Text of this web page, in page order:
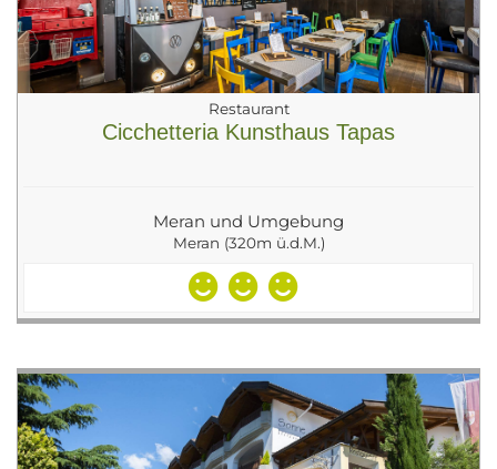
Restaurant
Cicchetteria Kunsthaus Tapas
Meran und Umgebung
Meran (320m ü.d.M.)